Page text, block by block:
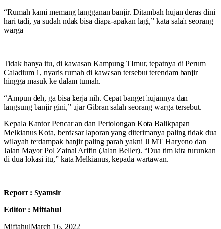
“Rumah kami memang langganan banjir. Ditambah hujan deras dini
hari tadi, ya sudah ndak bisa diapa-apakan lagi,” kata salah seorang
warga
Tidak hanya itu, di kawasan Kampung TImur, tepatnya di Perum
Caladium 1, nyaris rumah di kawasan tersebut terendam banjir
hingga masuk ke dalam tumah.
“Ampun deh, ga bisa kerja nih. Cepat banget hujannya dan
langsung banjir gini,” ujar Gibran salah seorang warga tersebut.
Kepala Kantor Pencarian dan Pertolongan Kota Balikpapan
Melkianus Kota, berdasar laporan yang diterimanya paling tidak dua
wilayah terdampak banjir paling parah yakni Jl MT Haryono dan
Jalan Mayor Pol Zainal Arifin (Jalan Beller). “Dua tim kita turunkan
di dua lokasi itu,” kata Melkianus, kepada wartawan.
Report : Syamsir
Editor : Miftahul
MiftahulMarch 16, 2022